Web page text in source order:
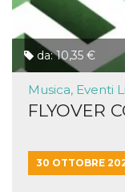
da: 10,35 €
Musica, Eventi
FLYOVER
30 OTTOBRE